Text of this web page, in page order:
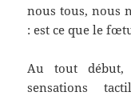
nous tous, nous
: est ce que le
Au tout début,
sensations